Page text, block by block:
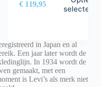
€119,95
selecteren
in Japan en al
Een jaar later wordt de
In 1934 wordt de
gemaakt, met een
is Levi’s als merk niet